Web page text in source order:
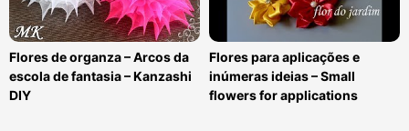
Flores de organza – Arcos da
escola de fantasia – Kanzashi
DIY
Flores para aplicações e
inúmeras ideias – Small
flowers for applications